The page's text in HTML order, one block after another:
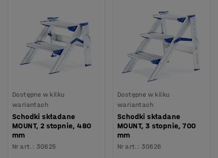
Dostępne w kilku
wariantach
Schodki składane
MOUNT, 2 stopnie, 480
mm
Nr art. : 30625
Dostępne w kilku
wariantach
Schodki składane
MOUNT, 3 stopnie, 700
mm
Nr art. : 30626